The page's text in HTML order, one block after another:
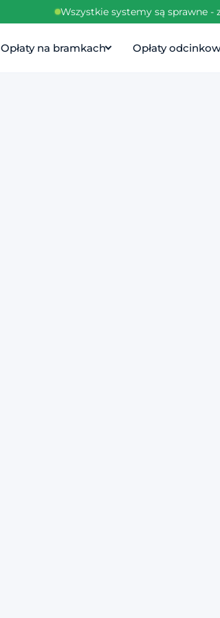
Wszystkie systemy są sprawne -
Opłaty na bramkach Opłaty